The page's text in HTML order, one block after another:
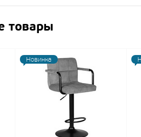
товары
Новинка